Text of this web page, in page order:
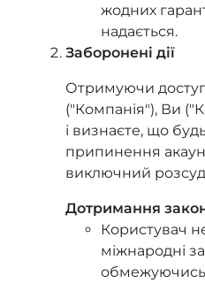
жодних
надається.
Заборонені дії
Отримуючи
("Компанія"), Ви
і визнаєте, що
припинення
виключний
Дотримання
Користувач
міжнародні